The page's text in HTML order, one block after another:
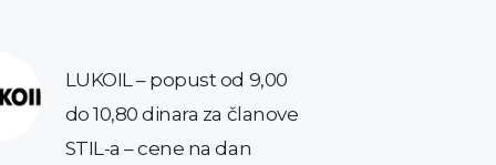
LUKOIL – popust od 9,00
do 10,80 dinara za članove
STIL-a – cene na dan